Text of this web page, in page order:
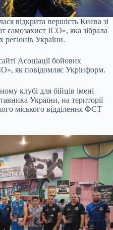
відкрита першість Києва зі
самозахист ІСО», яка зібрала
регіонів України.
Асоціації бойових
як повідомляє Укрінформ.
клубі для бійців імені
України, на території
міського відділення ФСТ